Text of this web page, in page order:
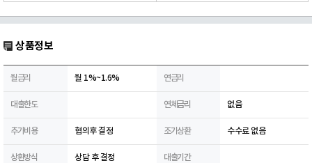
상품정보
월금리 월 1%~1.6% 연금리
대출한도 연체금리 없음
추가비용 협의후 결정 조기상환 수수료 없음
상환방식 상담 후 결정 대출기간